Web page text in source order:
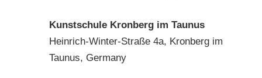
Kunstschule Kronberg im Taunus
Heinrich-Winter-Straße 4a, Kronberg im
Taunus, Germany